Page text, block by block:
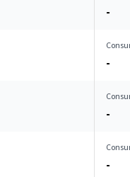
-
-
-
-